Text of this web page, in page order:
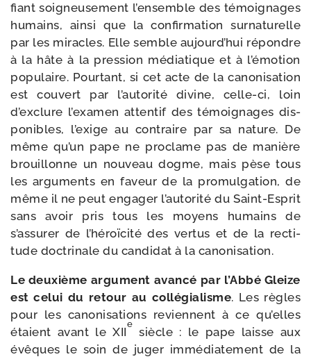
fiant soi­gneu­se­ment l’ensemble des témoi­gnages
humains, ain­si que la confir­ma­tion sur­na­tu­relle
par les miracles. Elle semble aujourd’hui répondre
à la hâte à la pres­sion média­tique et à l’émotion
popu­laire. Pourtant, si cet acte de la cano­ni­sa­tion
est cou­vert par l’autorité divine, celle-​ci, loin
d’exclure l’examen atten­tif des témoi­gnages dis­
po­nibles, l’exige au contraire par sa nature. De
même qu’un pape ne pro­clame pas de manière
brouillonne un nou­veau dogme, mais pèse tous
les argu­ments en faveur de la pro­mul­ga­tion, de
même il ne peut enga­ger l’autorité du Saint-​Esprit
sans avoir pris tous les moyens humains de
s’assurer de l’héroïcité des ver­tus et de la rec­ti­
tude doc­tri­nale du can­di­dat à la canonisation.
Le deuxième argu­ment avan­cé par l’Abbé Gleize
est celui du retour au col­lé­gia­lisme. Les règles
pour les cano­ni­sa­tions reviennent à ce qu’elles
étaient avant le XII
e
siècle : le pape laisse aux
évêques le soin de juger immé­dia­te­ment de la